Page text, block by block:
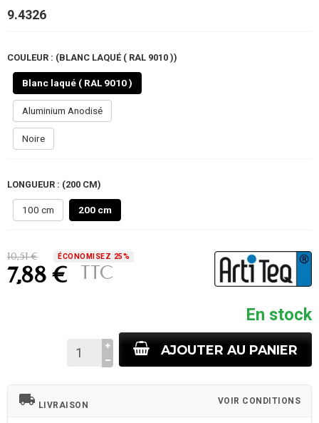
9.4326
COULEUR : (BLANC LAQUÉ ( RAL 9010 ))
Blanc laqué ( RAL 9010 )
Aluminium Anodisé
Noire
LONGUEUR : (200 CM)
100 cm 200 cm
10,51 € ÉCONOMISEZ 25%
7,88 € TTC
En stock
AJOUTER AU PANIER
local_shipping LIVRAISON VOIR CONDITIONS